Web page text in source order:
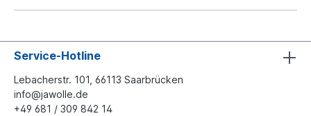
Service-Hotline
Lebacherstr. 101, 66113 Saarbrücken
info@jawolle.de
+49 681 / 309 842 14